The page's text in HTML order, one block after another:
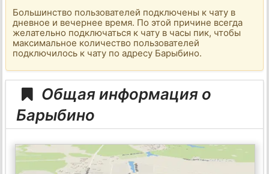
Большинство пользователей подключены к чату в
дневное и вечернее время. По этой причине всегда
желательно подключаться к чату в часы пик, чтобы
максимальное количество пользователей
подключилось к чату по адресу Барыбино.
Общая информация о
Барыбино